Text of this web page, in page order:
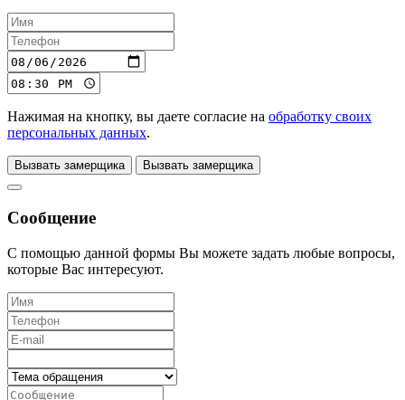
Нажимая на кнопку, вы даете согласие на обработку своих
персональных данных.
Вызвать замерщика Вызвать замерщика
Сообщение
С помощью данной формы Вы можете задать любые вопросы,
которые Вас интересуют.